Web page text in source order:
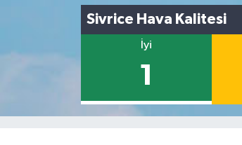
Sivrice Hava Kalitesi
İyi
1